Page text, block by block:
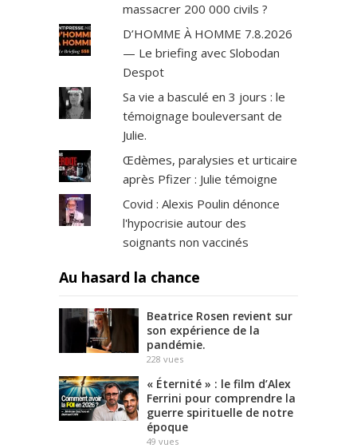
massacrer 200 000 civils ?
D’HOMME À HOMME 7.8.2026
— Le briefing avec Slobodan
Despot
Sa vie a basculé en 3 jours : le
témoignage bouleversant de
Julie.
Œdèmes, paralysies et urticaire
après Pfizer : Julie témoigne
Covid : Alexis Poulin dénonce
l'hypocrisie autour des
soignants non vaccinés
Au hasard la chance
Beatrice Rosen revient sur
son expérience de la
pandémie.
228 vues
« Éternité » : le film d’Alex
Ferrini pour comprendre la
guerre spirituelle de notre
époque
49 vues